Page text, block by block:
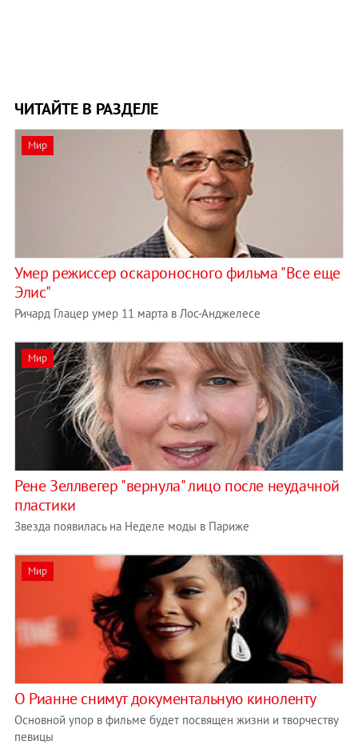
ЧИТАЙТЕ В РАЗДЕЛЕ
Мир
Умер режиссер оскароносного фильма "Все еще
Элис"
Ричард Глацер умер 11 марта в Лос-Анджелесе
Мир
Рене Зеллвегер "вернула" лицо после неудачной
пластики
Звезда появилась на Неделе моды в Париже
Мир
О Рианне снимут документальную киноленту
Основной упор в фильме будет посвящен жизни и творчеству
певицы